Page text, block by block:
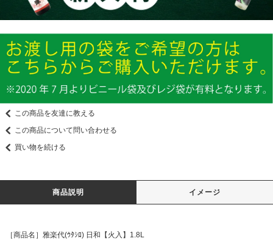
この商品を友達に教える
この商品について問い合わせる
買い物を続ける
商品説明 イメージ
［商品名］雅楽代(ｳﾀｼﾛ) 日和【火入】1.8L